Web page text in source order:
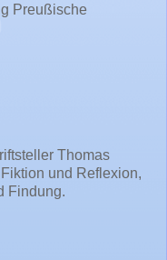
Preußische
Thomas
und Reflexion,
Findung.